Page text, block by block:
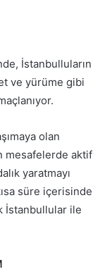
İstanbulluların
ve yürüme gibi
olan
mesafelerde aktif
yaratmayı
süre içerisinde
İstanbullular ile